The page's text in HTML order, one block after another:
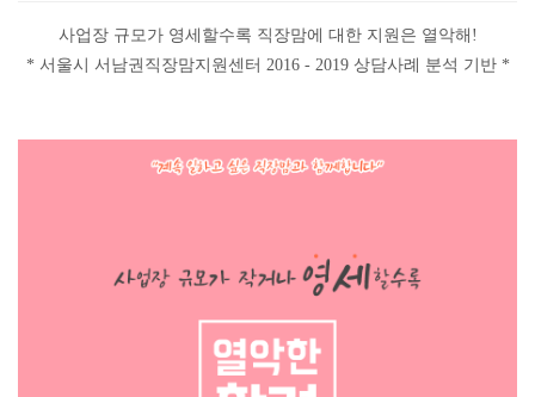
사업장 규모가 영세할수록 직장맘에 대한 지원은 열악해!
* 서울시 서남권직장맘지원센터 2016 - 2019 상담사례 분석 기반 *